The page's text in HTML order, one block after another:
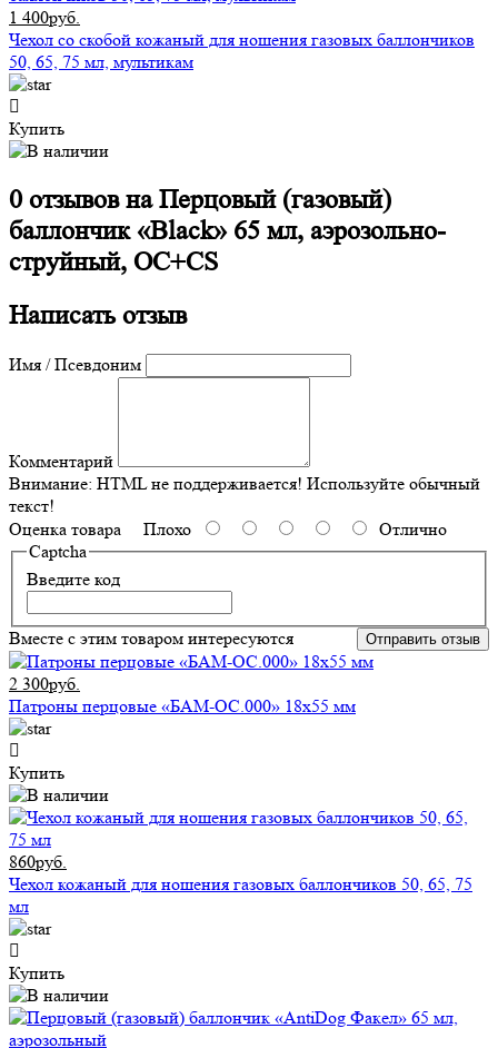
1 400руб.
Чехол со скобой кожаный для ношения газовых баллончиков
50, 65, 75 мл, мультикам
Купить
0 отзывов наПерцовый (газовый)
баллончик «Black» 65 мл, аэрозольно-
струйный, ОC+CS
Написать отзыв
Имя / Псевдоним
Комментарий
Внимание: HTML не поддерживается! Используйте обычный
текст!
Оценка товара Плохо
Отлично
Captcha
Введите код
Отправить отзыв
Вместе с этим товаром интересуются
2 300руб.
Патроны перцовые «БАМ-ОС.000» 18х55 мм
Купить
860руб.
Чехол кожаный для ношения газовых баллончиков 50, 65, 75
мл
Купить